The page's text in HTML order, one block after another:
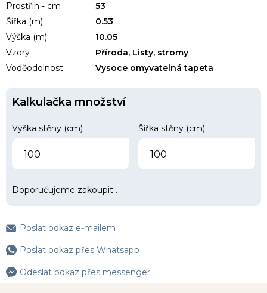
Prostřih - cm
53
Šířka (m)
0.53
Výška (m)
10.05
Vzory
Příroda, Listy, stromy
Voděodolnost
Vysoce omyvatelná tapeta
Kalkulačka množství
Výška stěny (cm) Šířka stěny (cm)
Doporučujeme zakoupit .
Poslat odkaz e-mailem
Poslat odkaz přes Whatsapp
Odeslat odkaz přes messenger